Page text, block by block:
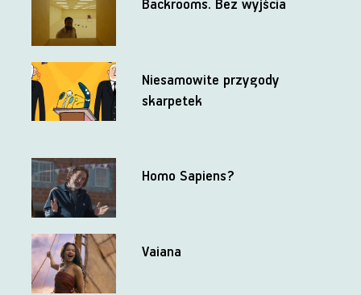
Backrooms. Bez wyjścia
Niesamowite przygody
skarpetek
Homo Sapiens?
Vaiana